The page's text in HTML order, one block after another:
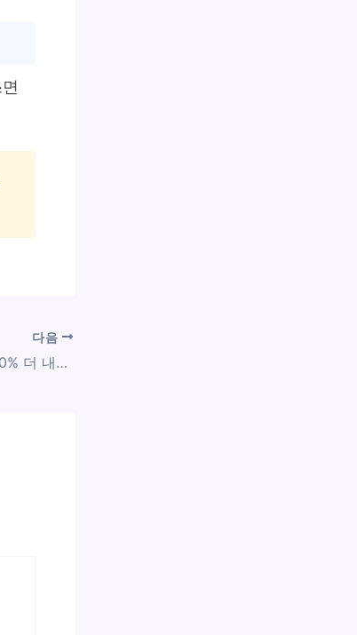
다음
전문 방역 업체 추천 왜 30% 더 내야 할까